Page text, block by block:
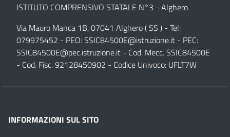
ISTITUTO COMPRENSIVO STATALE N°3 - Alghero
Via Mauro Manca 1B, 07041 Alghero ( SS ) - Tel:
079975452 - PEO:SSIC84500E@istruzione.it - PEC:
SSIC84500E@pec.istruzione.it - Cod. Mecc. SSIC84500E
- Cod. Fisc. 92128450902 - Codice Univoco: UFLT7W
INFORMAZIONI SUL SITO